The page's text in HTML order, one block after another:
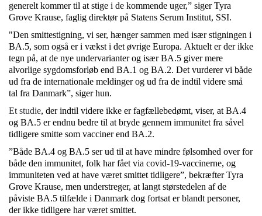
generelt kommer til at stige i de kommende uger,” siger Tyra
Grove Krause, faglig direktør på Statens Serum Institut, SSI.
"Den smittestigning, vi ser, hænger sammen med især stigningen i
BA.5, som også er i vækst i det øvrige Europa. Aktuelt er der ikke
tegn på, at de nye undervarianter og især BA.5 giver mere
alvorlige sygdomsforløb end BA.1 og BA.2. Det vurderer vi både
ud fra de internationale meldinger og ud fra de indtil videre små
tal fra Danmark”, siger hun.
Et studie, der indtil videre ikke er fagfællebedømt, viser, at BA.4
og BA.5 er endnu bedre til at bryde gennem immunitet fra såvel
tidligere smitte som vacciner end BA.2.
”Både BA.4 og BA.5 ser ud til at have mindre følsomhed over for
både den immunitet, folk har fået via covid-19-vaccinerne, og
immuniteten ved at have været smittet tidligere”, bekræfter Tyra
Grove Krause, men understreger, at langt størstedelen af de
påviste BA.5 tilfælde i Danmark dog fortsat er blandt personer,
der ikke tidligere har været smittet.